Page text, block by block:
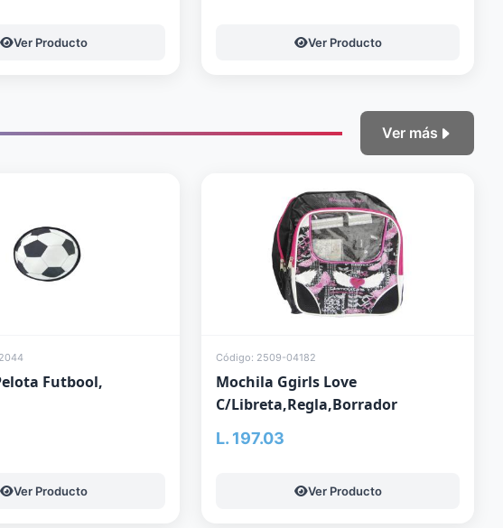
Ver Producto Ver Producto
Ver más
Futbool,
Ver Producto
Código: 2509-04182
Mochila Ggirls Love
C/Libreta,Regla,Borrador
L. 197.03
Ver Producto